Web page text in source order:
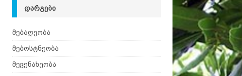
ᲓᲐᲠᲒᲔᲑᲘ
მებაღეობა
მებოსტნეობა
მევენახეობა